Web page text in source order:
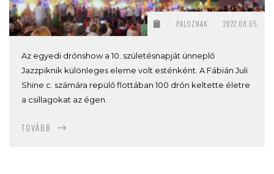
PALOZNAK 2022.08.05.
Az egyedi drónshow a 10. születésnapját ünneplő
Jazzpiknik különleges eleme volt esténként. A Fábián Juli
Shine c. számára repülő flottában 100 drón keltette életre
a csillagokat az égen.
TOVÁBB